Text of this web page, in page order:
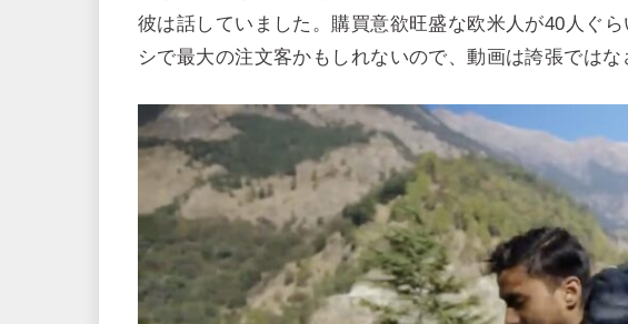
彼は話していました。購買意欲旺盛な欧米人が40人ぐ
シで最大の注文客かもしれないので、動画は誇張ではな